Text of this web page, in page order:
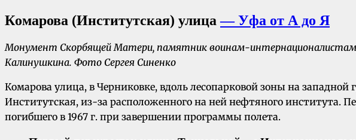
Комарова (Институтская) улица— Уфа от А до Я
Монумент Скорбящей Матери, памятник воинам-
Калинушкина. Фото Сергея Синенко
Комарова улица, в Черниковке, вдоль лесопарковой зоны на
Институтская, из-за расположенного на ней нефтяного института.
погибшего в 1967 г. при завершении программы полета.